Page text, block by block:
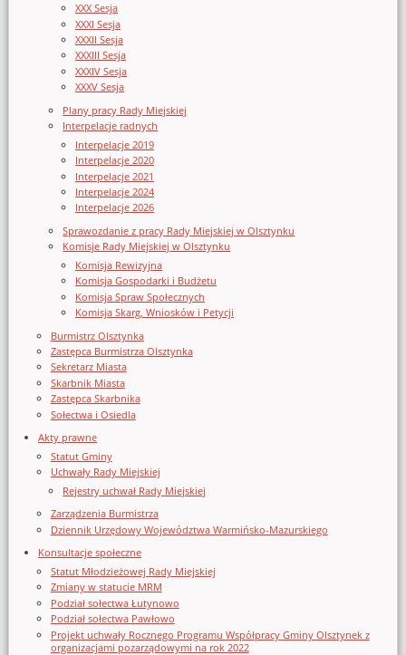
XXX Sesja
XXXI Sesja
XXXII Sesja
XXXIII Sesja
XXXIV Sesja
XXXV Sesja
Plany pracy Rady Miejskiej
Interpelacje radnych
Interpelacje 2019
Interpelacje 2020
Interpelacje 2021
Interpelacje 2024
Interpelacje 2026
Sprawozdanie z pracy Rady Miejskiej w Olsztynku
Komisje Rady Miejskiej w Olsztynku
Komisja Rewizyjna
Komisja Gospodarki i Budżetu
Komisja Spraw Społecznych
Komisja Skarg, Wniosków i Petycji
Burmistrz Olsztynka
Zastępca Burmistrza Olsztynka
Sekretarz Miasta
Skarbnik Miasta
Zastępca Skarbnika
Sołectwa i Osiedla
Akty prawne
Statut Gminy
Uchwały Rady Miejskiej
Rejestry uchwał Rady Miejskiej
Zarządzenia Burmistrza
Dziennik Urzędowy Województwa Warmińsko-Mazurskiego
Konsultacje społeczne
Statut Młodzieżowej Rady Miejskiej
Zmiany w statucie MRM
Podział sołectwa Łutynowo
Podział sołectwa Pawłowo
Projekt uchwały Rocznego Programu Współpracy Gminy Olsztynek z
organizacjami pozarządowymi na rok 2022